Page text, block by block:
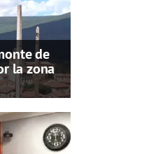
de
la zona